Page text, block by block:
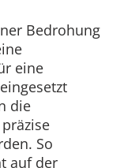
Bedrohung
eine
die
So
auf der